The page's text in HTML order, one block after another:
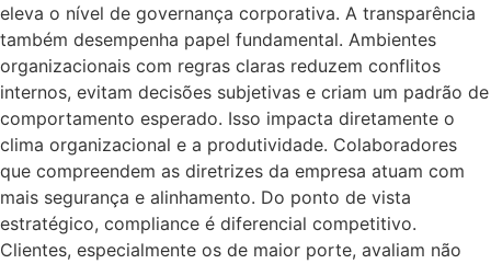
eleva o nível de governança corporativa. A transparência
também desempenha papel fundamental. Ambientes
organizacionais com regras claras reduzem conflitos
internos, evitam decisões subjetivas e criam um padrão de
comportamento esperado. Isso impacta diretamente o
clima organizacional e a produtividade. Colaboradores
que compreendem as diretrizes da empresa atuam com
mais segurança e alinhamento. Do ponto de vista
estratégico, compliance é diferencial competitivo.
Clientes, especialmente os de maior porte, avaliam não